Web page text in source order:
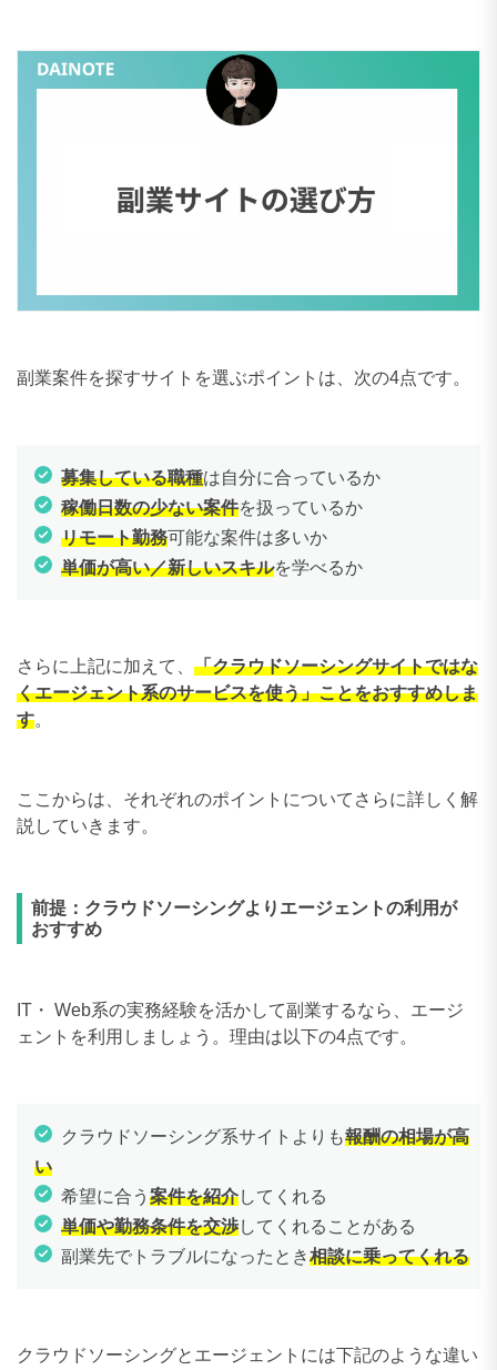
副業案件を探すサイトを選ぶポイントは、次の4点です。
募集している職種は自分に合っているか
稼働日数の少ない案件を扱っているか
リモート勤務可能な案件は多いか
単価が高い／新しいスキルを学べるか
さらに上記に加えて、 「クラウドソーシングサイトではな
くエージェント系のサービスを使う」ことをおすすめしま
す。
ここからは、それぞれのポイントについてさらに詳しく解
説していきます。
前提：クラウドソーシングよりエージェントの利用が
おすすめ
IT・ Web系の実務経験を活かして副業するなら、エージ
ェントを利用しましょう。理由は以下の4点です。
クラウドソーシング系サイトよりも報酬の相場が高
い
希望に合う 案件を紹介してくれる
単価や勤務条件を交渉してくれることがある
副業先でトラブルになったとき相談に乗ってくれる
クラウドソーシングとエージェントには下記のような違い